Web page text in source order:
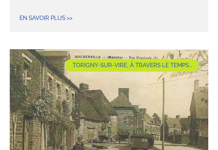
EN SAVOIR PLUS >>
TORIGNY-SUR-VIRE, À TRAVERS LE TEMPS...